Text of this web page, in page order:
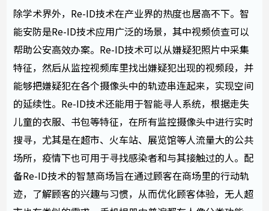
除学术界外，Re-ID技术在产业界的热度也居高不下。智
能安防是Re-ID技术应用广泛的场景，其中视频侦查可以
帮助公安高效办案。Re-ID技术可以从嫌疑犯照片中采集
特征，然后从监控视频库里找出嫌疑犯出现的视频段，并
能够把嫌疑犯在各个摄像头中的轨迹串连起来，实现空间
的延续性。Re-ID技术还能用于智能寻人系统，根据走失
儿童的衣服、书包等特征，在所有监控摄像头中进行实时
搜寻，尤其是在超市、火车站、展览馆等人流量大的公共
场所，疫情下也可用于寻找感染者和与其接触过的人。配
备Re-ID技术的智慧商场旨在通过顾客在商场里的行动轨
迹，了解顾客的兴趣与习惯，从而优化顾客体验，无人超